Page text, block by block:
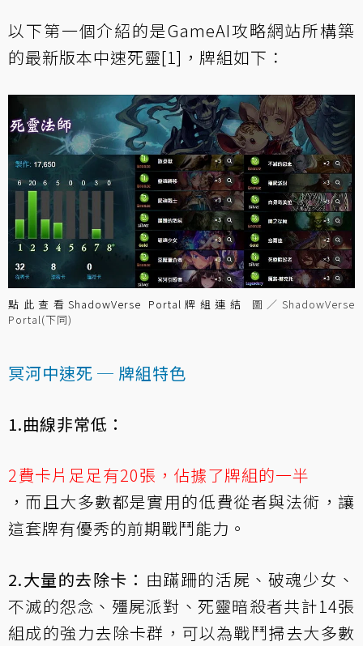
以下第一個介紹的是GameAI攻略網站所構築
的最新版本中速死靈[1]，牌組如下：
點此查看ShadowVerse Portal牌組連結
圖／ShadowVerse
Portal(下同)
冥河中速死 ─ 牌組特色
1.曲線非常低：
2費卡片足足有20張，佔據了牌組的一半
，而且大多數都是實用的低費從者與法術，讓
這套牌有優秀的前期戰鬥能力。
2.大量的去除卡： 由蹣跚的活屍 、 破魂少女 、
不滅的怨念 、 殭屍派對 、 死靈暗殺者共計14張
組成的強力去除卡群，可以為戰鬥掃去大多數